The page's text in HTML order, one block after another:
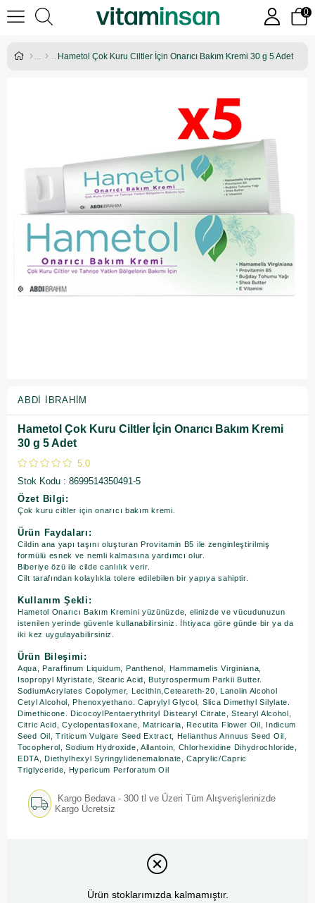
0
Hametol Çok Kuru Ciltler İçin Onarıcı Bakım Kremi 30 g 5 Adet
ABDI İBRAHIM
Hametol Çok Kuru Ciltler İçin Onarıcı Bakım Kremi
30 g 5 Adet
5.0
Stok Kodu
8699514350491-5
Özet Bilgi:
Çok kuru ciltler için onarıcı bakım kremi.
Ürün Faydaları:
Cildin ana yapı taşını oluşturan Provitamin B5 ile zenginleştirilmiş
formülü esnek ve nemli kalmasına yardımcı olur.
Biberiye özü ile cilde canlılık verir.
Cilt tarafından kolaylıkla tolere edilebilen bir yapıya sahiptir.
Kullanım Şekli:
Hametol Onarıcı Bakım Kremini yüzünüzde, elinizde ve vücudunuzun
istenilen yerinde güvenle kullanabilirsiniz. İhtiyaca göre günde bir ya da
iki kez uygulayabilirsiniz.
Ürün Bileşimi:
Aqua, Paraffinum Liquidum, Panthenol, Hammamelis Virginiana,
Isopropyl Myristate, Stearic Acid, Butyrospermum Parkii Butter.
SodiumAcrylates Copolymer, Lecithin,Ceteareth-20, Lanolin Alcohol
Cetyl Alcohol, Phenoxyethano. Caprylyl Glycol, Slica Dimethyl Silylate.
Dimethicone. DicocoylPentaerythrityl Distearyl Citrate, Stearyl Alcohol,
Citric Acid, Cyclopentasiloxane, Matricaria, Recutita Flower Oil, Indicum
Seed Oil, Triticum Vulgare Seed Extract, Helianthus Annuus Seed Oil,
Tocopherol, Sodium Hydroxide, Allantoin, Chlorhexidine Dihydrochloride,
EDTA, Diethylhexyl Syringylidenemalonate, Caprylic/Capric
Triglyceride, Hypericum Perforatum Oil
Kargo Bedava - 300 tl ve Üzeri Tüm Alışverişlerinizde
Kargo Ücretsiz
Ürün stoklarımızda kalmamıştır.